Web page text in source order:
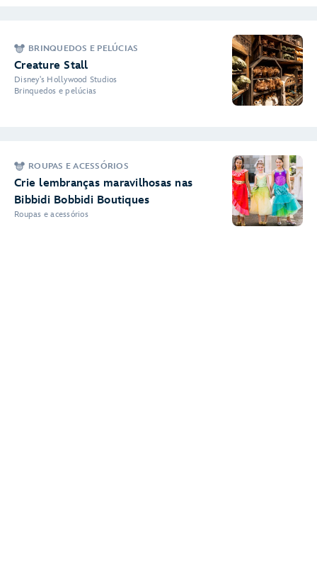
BRINQUEDOS E PELÚCIAS
Creature Stall
Disney's Hollywood Studios
Brinquedos e pelúcias
ROUPAS E ACESSÓRIOS
Crie lembranças maravilhosas nas
Bibbidi Bobbidi Boutiques
Roupas e acessórios